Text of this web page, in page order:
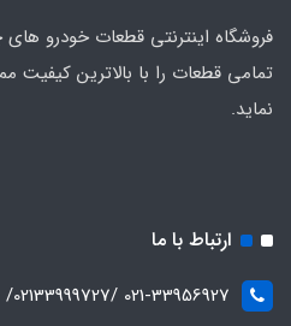
فروشگاه اینترنتی قطعات خودرو
تمامی قطعات را با بالاترین
نماید.
ارتباط با ما
021-33956927 /02133999727/ 0912-8531131